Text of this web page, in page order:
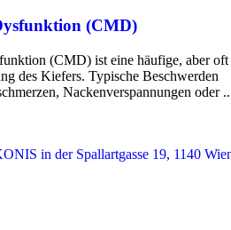
(CMD)
(CMD) ist eine häufige, aber oft
des Kiefers. Typische Beschwerden
Nackenverspannungen oder